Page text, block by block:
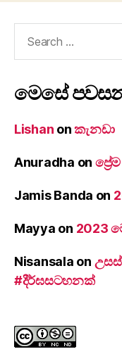
මෙසේ
Lishan onකැනඩා
Anuradha on
Jamis Banda on
Mayya on 2023
Nisansala on
#දීර්ඝසටහනක්